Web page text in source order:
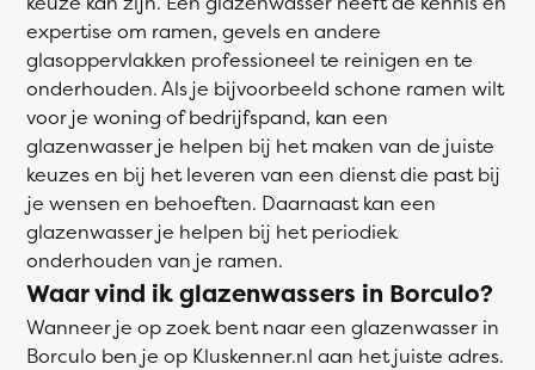
expertise om ramen, gevels en andere
glasoppervlakken professioneel te reinigen en te
onderhouden. Als je bijvoorbeeld schone ramen wilt
voor je woning of bedrijfspand, kan een
glazenwasser je helpen bij het maken van de juiste
keuzes en bij het leveren van een dienst die past bij
je wensen en behoeften. Daarnaast kan een
glazenwasser je helpen bij het periodiek
onderhouden van je ramen.
Waar vind ik glazenwassers in Borculo?
Wanneer je op zoek bent naar een glazenwasser in
Borculo ben je op Kluskenner.nl aan het juiste adres.